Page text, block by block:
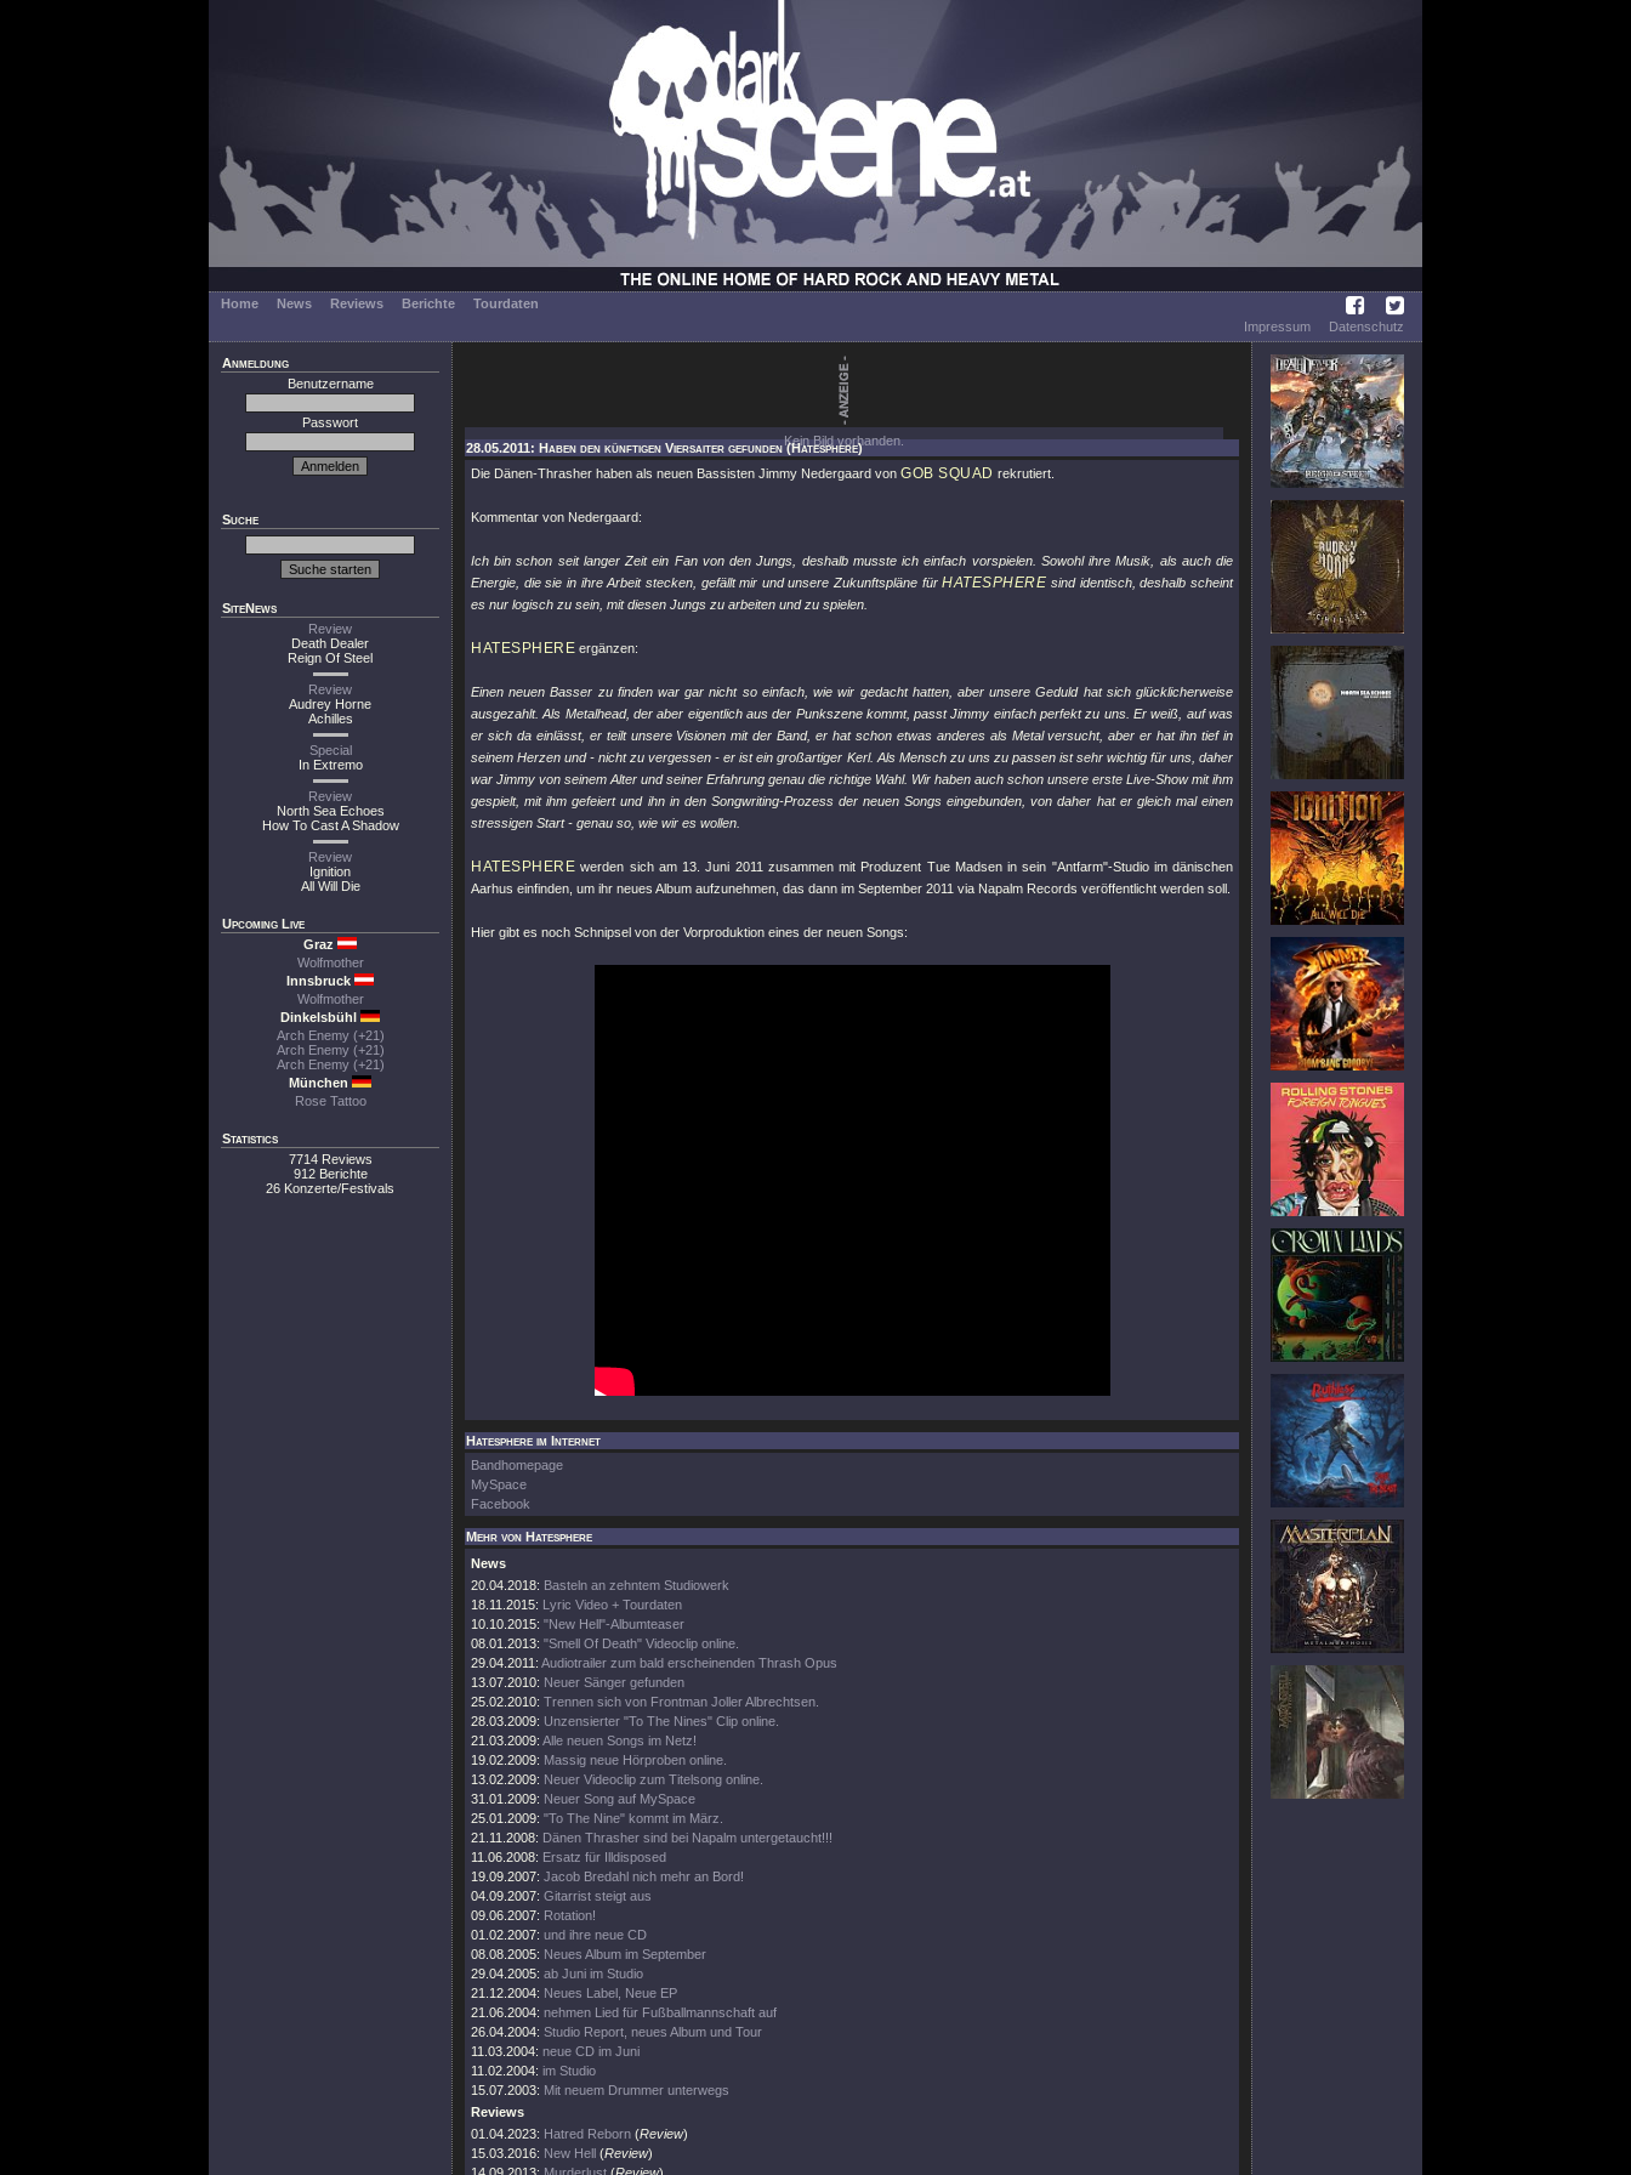
Home News Reviews Berichte
Tourdaten
Impressum
Datenschutz
Anmeldung
Benutzername
Passwort
Suche
SiteNews
Review
Death Dealer
Reign Of Steel
Review
Audrey Horne
Achilles
Special
In Extremo
Review
North Sea Echoes
How To Cast A Shadow
Review
Ignition
All Will Die
Upcoming Live
Graz
Wolfmother
Innsbruck
Wolfmother
Dinkelsbühl
Arch Enemy (+21)
Arch Enemy (+21)
Arch Enemy (+21)
München
Rose Tattoo
Statistics
7714 Reviews
912 Berichte
26 Konzerte/Festivals
Kein Bild vorhanden.
28.05.2011: Haben den künftigen Viersaiter gefunden (Hatesphere)
Die Dänen-Thrasher haben als neuen Bassisten Jimmy Nedergaard von GOB SQUAD rekrutiert.
Kommentar von Nedergaard:
Ich bin schon seit langer Zeit ein Fan von den Jungs, deshalb musste ich einfach vorspielen. Sowohl ihre Musik, als auch die
Energie, die sie in ihre Arbeit stecken, gefällt mir und unsere Zukunftspläne fürHATESPHERE sind identisch, deshalb scheint
es nur logisch zu sein, mit diesen Jungs zu arbeiten und zu spielen.
HATESPHERE ergänzen:
Einen neuen Basser zu finden war gar nicht so einfach, wie wir gedacht hatten, aber unsere Geduld hat sich glücklicherweise
ausgezahlt. Als Metalhead, der aber eigentlich aus der Punkszene kommt, passt Jimmy einfach perfekt zu uns. Er weiß, auf was
er sich da einlässt, er teilt unsere Visionen mit der Band, er hat schon etwas anderes als Metal versucht, aber er hat ihn tief in
seinem Herzen und - nicht zu vergessen - er ist ein großartiger Kerl. Als Mensch zu uns zu passen ist sehr wichtig für uns, daher
war Jimmy von seinem Alter und seiner Erfahrung genau die richtige Wahl. Wir haben auch schon unsere erste Live-Show mit ihm
gespielt, mit ihm gefeiert und ihn in den Songwriting-Prozess der neuen Songs eingebunden, von daher hat er gleich mal einen
stressigen Start - genau so, wie wir es wollen.
HATESPHERE werden sich am 13. Juni 2011 zusammen mit Produzent Tue Madsen in sein "Antfarm"-Studio im dänischen
Aarhus einfinden, um ihr neues Album aufzunehmen, das dann im September 2011 via Napalm Records veröffentlicht werden soll.
Hier gibt es noch Schnipsel von der Vorproduktion eines der neuen Songs:
Hatesphere im Internet
Bandhomepage
MySpace
Facebook
Mehr von Hatesphere
News
20.04.2018: Basteln an zehntem Studiowerk
18.11.2015: Lyric Video + Tourdaten
10.10.2015: "New Hell"-Albumteaser
08.01.2013: "Smell Of Death" Videoclip online.
29.04.2011: Audiotrailer zum bald erscheinenden Thrash Opus
13.07.2010: Neuer Sänger gefunden
25.02.2010: Trennen sich von Frontman Joller Albrechtsen.
28.03.2009: Unzensierter "To The Nines" Clip online.
21.03.2009: Alle neuen Songs im Netz!
19.02.2009: Massig neue Hörproben online.
13.02.2009: Neuer Videoclip zum Titelsong online.
31.01.2009: Neuer Song auf MySpace
25.01.2009: "To The Nine" kommt im März.
21.11.2008: Dänen Thrasher sind bei Napalm untergetaucht!!!
11.06.2008: Ersatz für Illdisposed
19.09.2007: Jacob Bredahl nich mehr an Bord!
04.09.2007: Gitarrist steigt aus
09.06.2007: Rotation!
01.02.2007: und ihre neue CD
08.08.2005: Neues Album im September
29.04.2005: ab Juni im Studio
21.12.2004: Neues Label, Neue EP
21.06.2004: nehmen Lied für Fußballmannschaft auf
26.04.2004: Studio Report, neues Album und Tour
11.03.2004: neue CD im Juni
11.02.2004: im Studio
15.07.2003: Mit neuem Drummer unterwegs
Reviews
01.04.2023: Hatred Reborn (Review)
15.03.2016: New Hell (Review)